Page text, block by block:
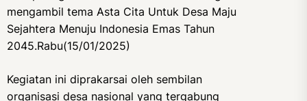
mengambil tema Asta Cita Untuk Desa Maju
Sejahtera Menuju Indonesia Emas Tahun
2045.Rabu(15/01/2025)
Kegiatan ini diprakarsai oleh sembilan
organisasi desa nasional yang tergabung